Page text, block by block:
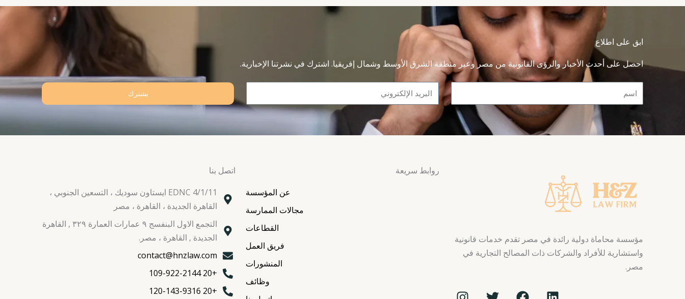
ابق على اطلاع
احصل على أحدث الأخبار والرؤى القانونية من مصر وعبر منطقة الشرق الأوسط وشمال إفريقيا. اشترك في نشرتنا الإخبارية.
Name
Email يشترك
مؤسسة محاماة دولية رائدة في مصر تقدم خدمات قانونية
واستشارية للأفراد والشركات ذات المصالح التجارية في
مصر.
L
F
T
I
روابط سريعة
عن المؤسسة
مجالات الممارسة
القطاعات
فريق العمل
المنشورات
وظائف
اتصل بنا
EDNC 4/1/11 ايستاون سوديك ، التسعين الجنوبي ،
القاهرة الجديدة ، القاهرة ، مصر
التجمع الاول البنفسج ٩ عمارات العمارة ٣٢٩ , القاهرة
الجديدة , القاهرة ، مصر.
contact@hnzlaw.com
+20 109-922-2144
+20 120-143-9316